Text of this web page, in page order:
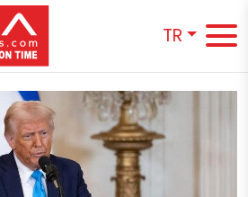
TR